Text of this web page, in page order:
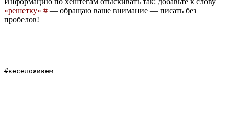
«решетку» # — обращаю ваше внимание — писать без
пробелов!